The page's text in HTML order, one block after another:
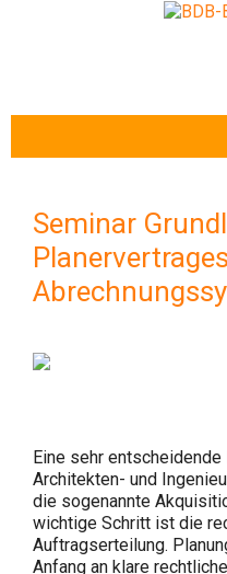
GESCHÄFTSSTELLE
Seminar
Eine sehr
Architekten- und
die sogenannte
wichtige Schritt ist die
Auftragserteilung.
Anfang an klare